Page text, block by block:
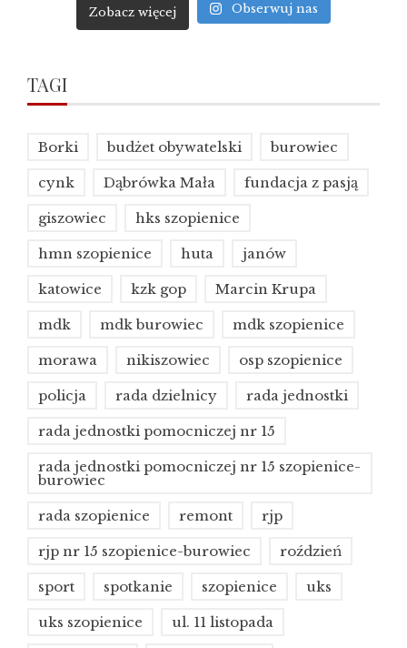
Zobacz więcej Obserwuj nas
TAGI
Borki budżet obywatelski burowiec
cynk Dąbrówka Mała fundacja z pasją
giszowiec hks szopienice
hmn szopienice huta janów
katowice kzk gop Marcin Krupa
mdk mdk burowiec mdk szopienice
morawa nikiszowiec osp szopienice
policja rada dzielnicy rada jednostki
rada jednostki pomocniczej nr 15
rada jednostki pomocniczej nr 15 szopienice-
burowiec
rada szopienice remont rjp
rjp nr 15 szopienice-burowiec roździeń
sport spotkanie szopienice uks
uks szopienice ul. 11 listopada